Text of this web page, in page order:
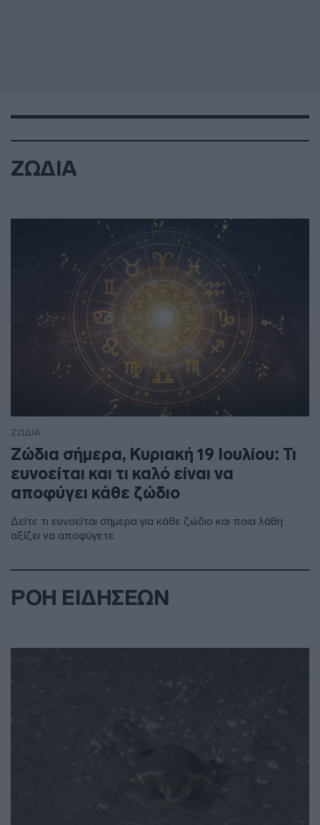
ΖΩΔΙΑ
ΖΩΔΙΑ
Ζώδια σήμερα, Κυριακή 19 Ιουλίου: Τι
ευνοείται και τι καλό είναι να
αποφύγει κάθε ζώδιο
Δείτε τι ευνοείται σήμερα για κάθε ζώδιο και ποια λάθη
αξίζει να αποφύγετε
ΡΟΗ ΕΙΔΗΣΕΩΝ